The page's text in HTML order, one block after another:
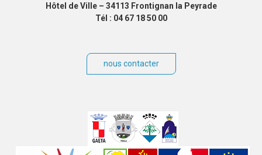
Hôtel de Ville – 34113 Frontignan la Peyrade
Tél : 04 67 18 50 00
nous contacter